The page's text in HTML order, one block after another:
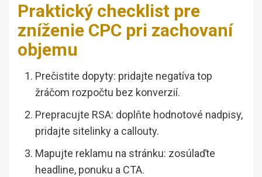
Praktický checklist pre
zníženie CPC pri zachovaní
objemu
Prečistite dopyty: pridajte negatíva top
žráčom rozpočtu bez konverzií.
Prepracujte RSA: doplňte hodnotové nadpisy,
pridajte sitelinky a callouty.
Mapujte reklamu na stránku: zosúlaďte
headline, ponuku a CTA.